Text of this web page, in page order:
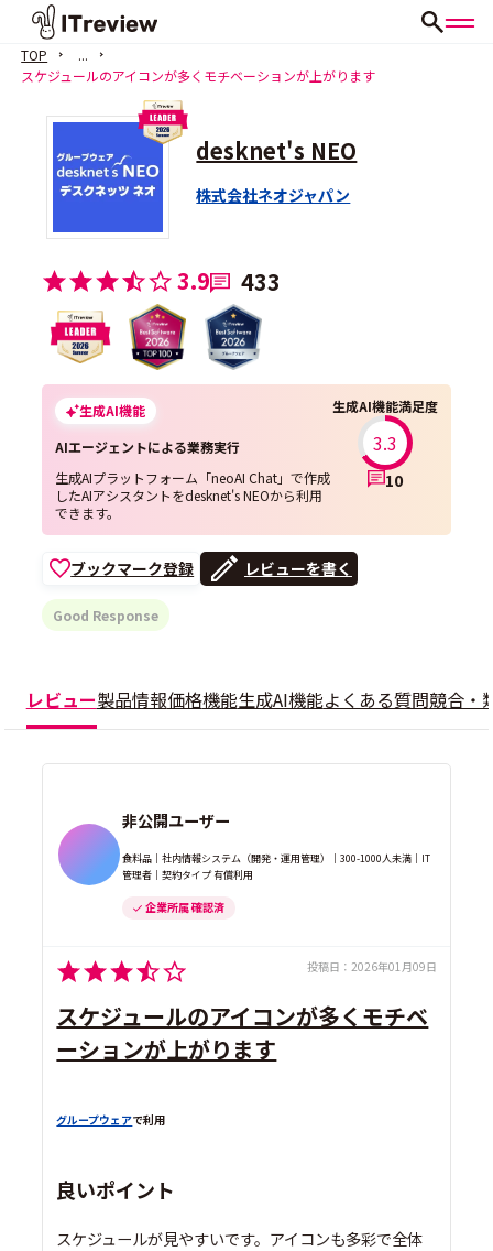
TOP
...
スケジュールのアイコンが多くモチベーションが上がります
desknet's NEO
株式会社ネオジャパン
3.9 433
生成AI機能
AIエージェントによる業務実行
生成AIプラットフォーム「neoAI Chat」で作成
したAIアシスタントをdesknet's NEOから利用
できます。
生成AI機能満足度
3.3
10
ブックマーク登録 レビューを書く
Good Response
レビュー製品情報価格機能生成AI機能よくある質問競合・
非公開ユーザー
食料品｜社内情報システム（開発・運用管理）｜300-1000人未満｜IT
管理者｜契約タイプ 有償利用
企業所属 確認済
投稿日： 2026年01月09日
スケジュールのアイコンが多くモチベ
ーションが上がります
グループウェアで利用
良いポイント
スケジュールが見やすいです。アイコンも多彩で全体